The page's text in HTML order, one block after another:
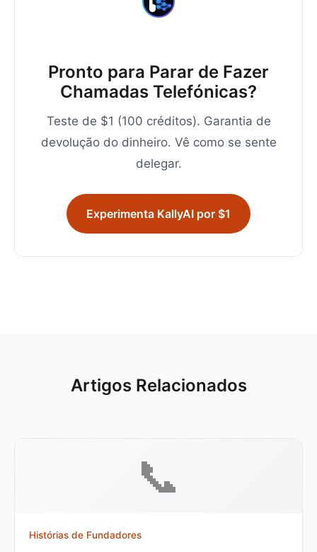
Pronto para Parar de Fazer
Chamadas Telefónicas?
Teste de $1 (100 créditos). Garantia de
devolução do dinheiro. Vê como se sente
delegar.
Experimenta KallyAI por $1
Artigos Relacionados
📞
Histórias de Fundadores